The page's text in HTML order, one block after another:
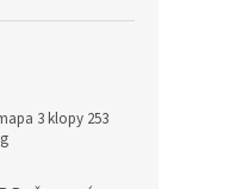
3 klopy 253